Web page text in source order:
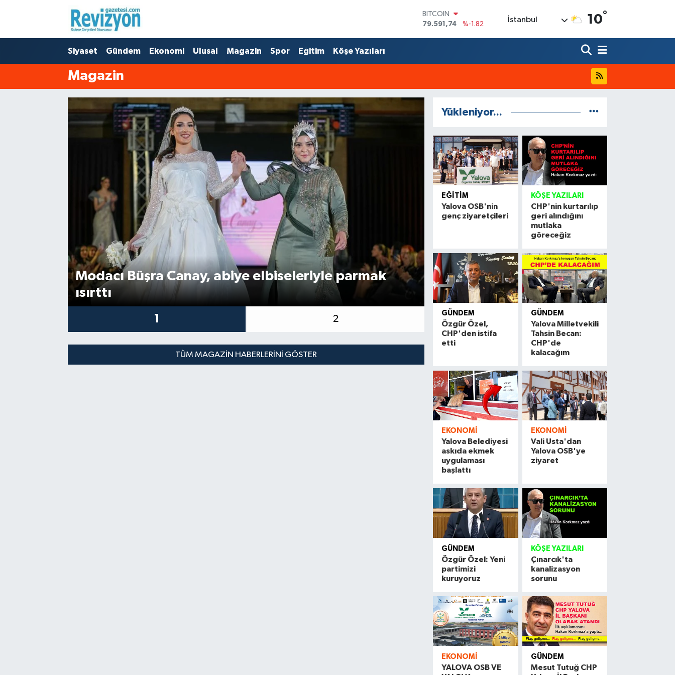
BITCOIN
79.591,74
%-1.82
53,38690
%0.19
BİST100
İstanbul 10°
Siyaset Gündem Ekonomi Ulusal Magazin Spor Eğitim Köşe Yazıları
Magazin
Modacı Büşra Canay, abiye elbiseleriyle parmak
ısırttı
Çınarcık’ta Festival Rüzgarları Esti
1 2
TÜM MAGAZIN HABERLERINI GÖSTER
Yükleniyor...
EĞITIM
Yalova OSB'nin
genç ziyaretçileri
KÖŞE YAZILARI
CHP'nin kurtarılıp
geri alındığını
mutlaka
göreceğiz
GÜNDEM
Özgür Özel,
CHP'den istifa
etti
GÜNDEM
Yalova Milletvekili
Tahsin Becan:
CHP'de
kalacağım
EKONOMI
Yalova Belediyesi
askıda ekmek
uygulaması
başlattı
EKONOMI
Vali Usta'dan
Yalova OSB'ye
ziyaret
GÜNDEM
Özgür Özel: Yeni
partimizi
kuruyoruz
KÖŞE YAZILARI
Çınarcık'ta
kanalizasyon
sorunu
EKONOMI
YALOVA OSB VE
GÜNDEM
Mesut Tutuğ CHP
Nöbetçi Eczaneler
Hava Durumu
Namaz Vakitleri
Trafik Durumu
Süper Lig Puan Durumu ve Fikstür
Son Dakika Haberleri